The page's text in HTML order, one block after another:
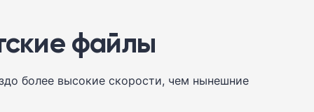
файлы
более высокие скорости, чем нынешние